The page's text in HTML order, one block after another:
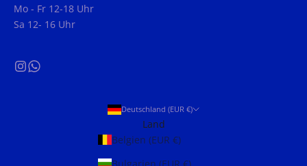
Mo - Fr 12-18 Uhr
Sa 12- 16 Uhr
Deutschland (EUR €)
Land
Belgien (EUR €)